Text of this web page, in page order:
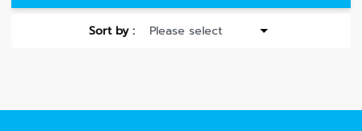
Sort by :